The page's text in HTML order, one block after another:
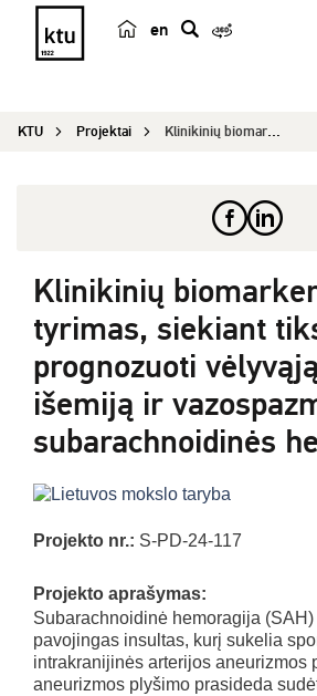
en
e
KTU Projektai Klinikinių biomarkerių tyrimas, siekiant tikslia...
Klinikinių
tyrimas, siekiant
prognozuoti
išemiją ir
subarachnoidinės
Projekto nr.: S-PD-24-117
Projekto aprašymas:
Subarachnoidinė hemoragija
pavojingas insultas, kurį sukelia
intrakranijinės arterijos aneurizmos
aneurizmos plyšimo prasideda